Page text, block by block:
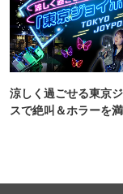
涼しく過ごせる東京
スで絶叫＆ホラーを満